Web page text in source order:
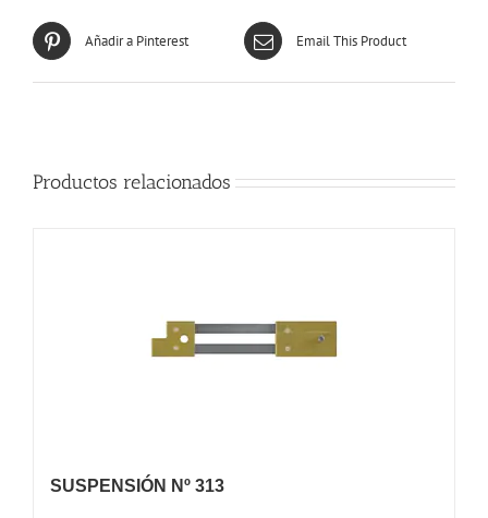
Añadir a Pinterest Email This Product
Productos relacionados
SUSPENSIÓN Nº 313